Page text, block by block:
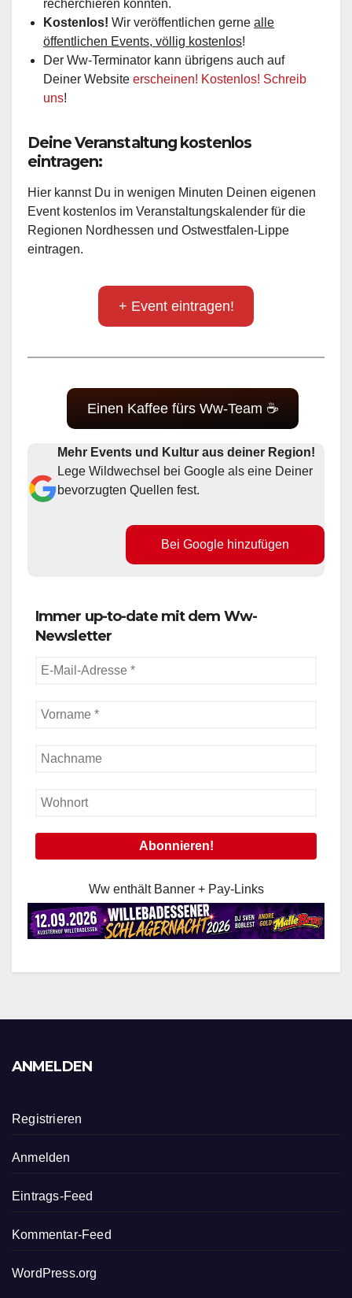
recherchieren konnten.
Kostenlos! Wir veröffentlichen gerne alle
öffentlichen Events, völlig kostenlos!
Der Ww-Terminator kann übrigens auch auf
Deiner Website erscheinen! Kostenlos! Schreib
uns!
Deine Veranstaltung kostenlos
eintragen:
Hier kannst Du in wenigen Minuten Deinen eigenen
Event kostenlos im Veranstaltungskalender für die
Regionen Nordhessen und Ostwestfalen-Lippe
eintragen.
+ Event eintragen!
Einen Kaffee fürs Ww-Team ☕
Mehr Events und Kultur aus deiner Region!
Lege Wildwechsel bei Google als eine Deiner
bevorzugten Quellen fest.
Bei Google hinzufügen
Immer up-to-date mit dem Ww-
Newsletter
Ww enthält Banner + Pay-Links
ANMELDEN
Registrieren
Anmelden
Eintrags-Feed
Kommentar-Feed
WordPress.org